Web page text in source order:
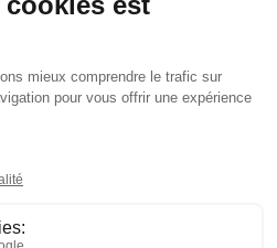
DE SAISON
nombreux au CTD'A pour
Boyce pour les photos de